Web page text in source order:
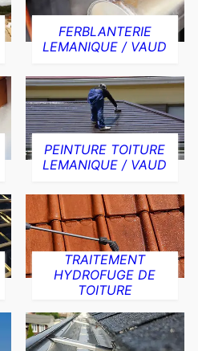
FERBLANTERIE
LEMANIQUE / VAUD
PEINTURE TOITURE
LEMANIQUE / VAUD
TRAITEMENT
HYDROFUGE DE
TOITURE